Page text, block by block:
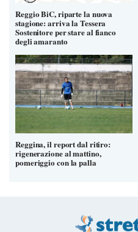
Reggio BiC, riparte la nuova
stagione: arriva la Tessera
Sostenitore per stare al fianco
degli amaranto
Reggina, il report dal ritiro:
rigenerazione al mattino,
pomeriggio con la palla